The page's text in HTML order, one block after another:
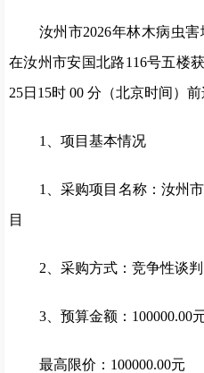
汝州市2026年林木病虫
在汝州市安国北路116号五楼
25日15时 00 分（北京时间）前
1、项目基本情况
1、采购项目名称：汝州
目
2、采购方式：竞争性谈判
3、预算金额：100000.00
最高限价：100000.00元